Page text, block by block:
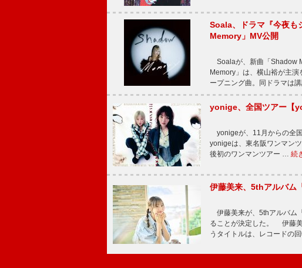
Soala、ドラマ『今夜も
Memory」MV公開
Soalaが、新曲「Shadow
Memory」は、横山裕が主
ープニング曲。同ドラマは
yonige、全国ツアー【
yonigeが、11月からの全
yonigeは、東名阪ワンマン
後初のワンマンツアー … 続
伊藤美来、5thアルバム
伊藤美来が、5thアルバム
ることが決定した。 伊藤
うタイトルは、レコードの